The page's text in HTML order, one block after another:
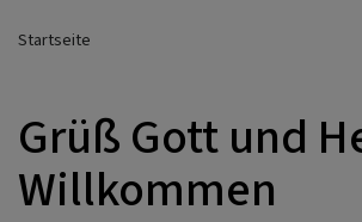
Startseite
Grüß Gott und
Willkommen